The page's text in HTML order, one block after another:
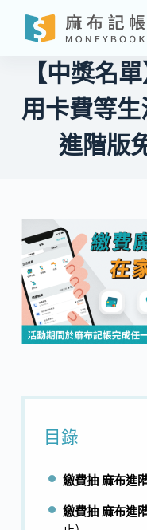
跳
至
內
容
【中獎名
用卡費等
進階版
目錄
繳費抽 麻布進
繳費抽 麻布進